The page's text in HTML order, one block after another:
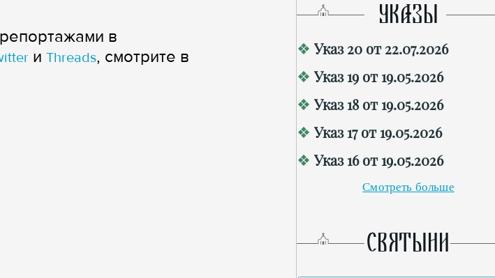
в
и Threads, смотрите в
УКАЗЫ
Указ 20 от 22.07.2026
Указ 19 от 19.05.2026
Указ 18 от 19.05.2026
Указ 17 от 19.05.2026
Указ 16 от 19.05.2026
Смотреть больше
СВЯТЫНИ